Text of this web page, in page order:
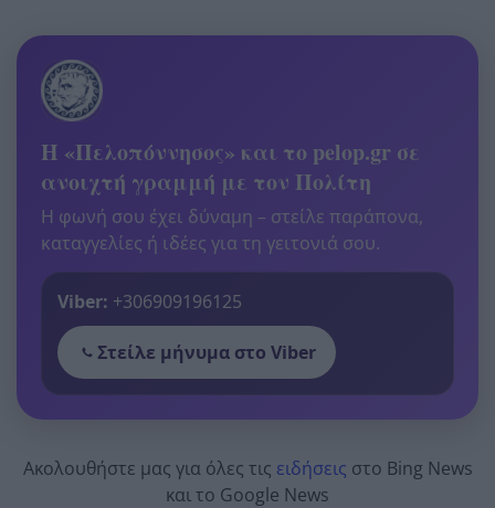
Η «Πελοπόννησος» και το pelop.gr σε
ανοιχτή γραμμή με τον Πολίτη
Η φωνή σου έχει δύναμη – στείλε παράπονα,
καταγγελίες ή ιδέες για τη γειτονιά σου.
Viber: +306909196125
Στείλε μήνυμα στο Viber
Ακολουθήστε μας για όλες τις ειδήσεις στο Bing News
και το Google News